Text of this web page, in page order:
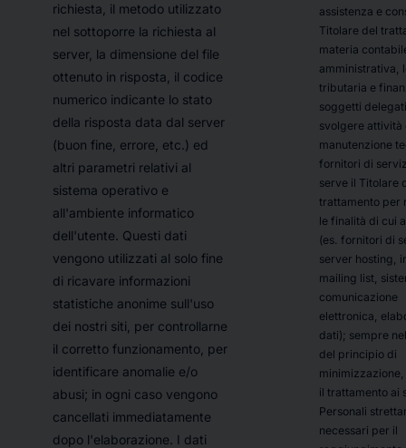
richiesta, il metodo utilizzato
nel sottoporre la richiesta al
server, la dimensione del file
ottenuto in risposta, il codice
numerico indicante lo stato
della risposta data dal server
(buon fine, errore, etc.) ed
altri parametri relativi al
sistema operativo e
all'ambiente informatico
dell'utente. Questi dati
vengono utilizzati al solo fine
di ricavare informazioni
statistiche anonime sull'uso
dei nostri siti, per controllarne
il corretto funzionamento, per
identificare anomalie e/o
abusi; in ogni caso vengono
cancellati immediatamente
dopo l'elaborazione. I dati
assistenza e
Titolare del
materia
amministrativa,
tributaria e
soggetti
svolgere attività
manutenzione
fornitori di
serve il Titolare
trattamento per
le finalità di cui
(es. fornitori di
server hosting,
mailing list,
comunicazione
elettronica,
dati); sempre
del principio di
il trattamento ai
Personali
necessari per il